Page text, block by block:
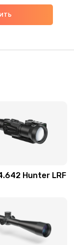
Hunter LRF